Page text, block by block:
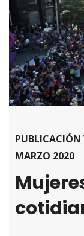
MARZO 2020